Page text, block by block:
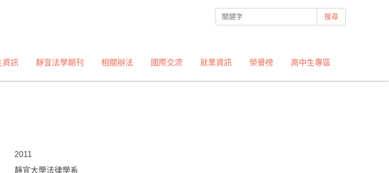
搜尋
資訊 靜宜法學期刊 相關辦法 國際交流 就業資訊 榮譽榜 高中生專區
2011
靜宜大學法律學系